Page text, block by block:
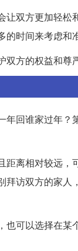
双方更加轻松
时间来考虑和准
方的权益和尊严
回谁家过年？
离相对较远，
访双方的家人
可以选择在某